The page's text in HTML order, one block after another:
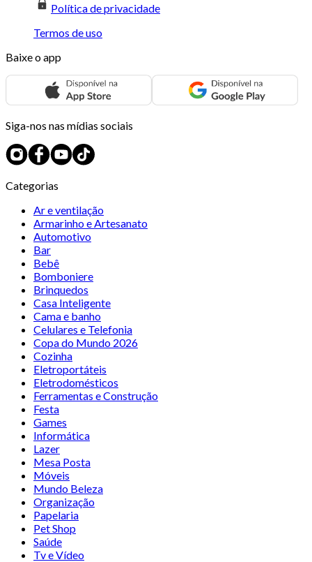
Política de privacidade
Termos de uso
Baixe o app
Siga-nos nas mídias sociais
Categorias
Ar e ventilação
Armarinho e Artesanato
Automotivo
Bar
Bebê
Bomboniere
Brinquedos
Casa Inteligente
Cama e banho
Celulares e Telefonia
Copa do Mundo 2026
Cozinha
Eletroportáteis
Eletrodomésticos
Ferramentas e Construção
Festa
Games
Informática
Lazer
Mesa Posta
Móveis
Mundo Beleza
Organização
Papelaria
Pet Shop
Saúde
Tv e Vídeo